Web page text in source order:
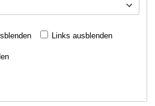
Links ausblenden